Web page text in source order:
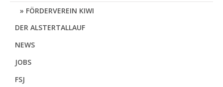
FÖRDERVEREIN KIWI
DER ALSTERTALLAUF
NEWS
JOBS
FSJ